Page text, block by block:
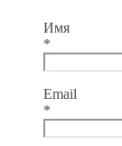
Имя
*
Email
*